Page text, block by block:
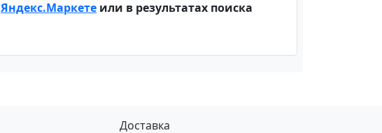
Яндекс.Маркете или в результатах поиска
Доставка